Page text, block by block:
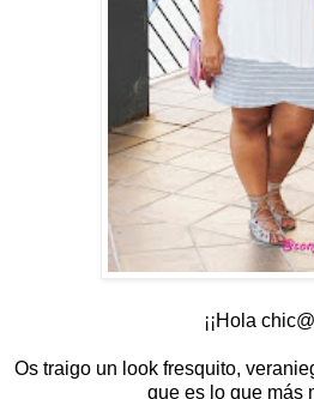
¡¡Hola
Os traigo un look fresquito,
que es lo que más